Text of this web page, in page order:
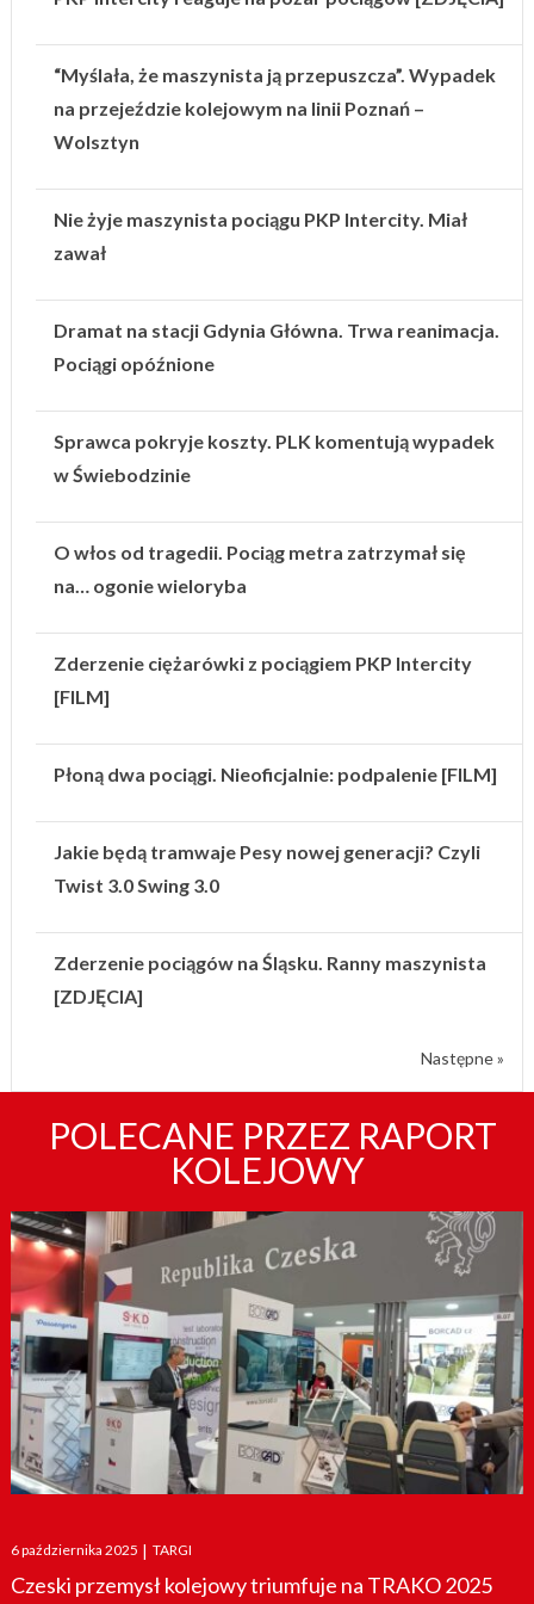
“Myślała, że maszynista ją przepuszcza”. Wypadek
na przejeździe kolejowym na linii Poznań –
Wolsztyn
Nie żyje maszynista pociągu PKP Intercity. Miał
zawał
Dramat na stacji Gdynia Główna. Trwa reanimacja.
Pociągi opóźnione
Sprawca pokryje koszty. PLK komentują wypadek
w Świebodzinie
O włos od tragedii. Pociąg metra zatrzymał się
na… ogonie wieloryba
Zderzenie ciężarówki z pociągiem PKP Intercity
[FILM]
Płoną dwa pociągi. Nieoficjalnie: podpalenie [FILM]
Jakie będą tramwaje Pesy nowej generacji? Czyli
Twist 3.0 Swing 3.0
Zderzenie pociągów na Śląsku. Ranny maszynista
[ZDJĘCIA]
Następne »
POLECANE PRZEZ RAPORT
KOLEJOWY
Posted
on
6 października 2025 | TARGI
Czeski przemysł kolejowy triumfuje na TRAKO 2025